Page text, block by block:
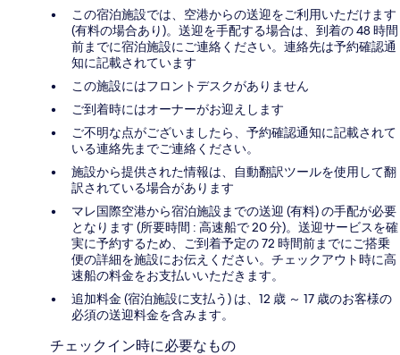
この宿泊施設では、空港からの送迎をご利用いただけます
(有料の場合あり)。送迎を手配する場合は、到着の 48 時間
前までに宿泊施設にご連絡ください。連絡先は予約確認通
知に記載されています
この施設にはフロントデスクがありません
ご到着時にはオーナーがお迎えします
ご不明な点がございましたら、予約確認通知に記載されて
いる連絡先までご連絡ください。
施設から提供された情報は、自動翻訳ツールを使用して翻
訳されている場合があります
マレ国際空港から宿泊施設までの送迎 (有料) の手配が必要
となります (所要時間 : 高速船で 20 分)。送迎サービスを確
実に予約するため、ご到着予定の 72 時間前までにご搭乗
便の詳細を施設にお伝えください。チェックアウト時に高
速船の料金をお支払いいただきます。
追加料金 (宿泊施設に支払う) は、12 歳 ～ 17 歳のお客様の
必須の送迎料金を含みます。
チェックイン時に必要なもの